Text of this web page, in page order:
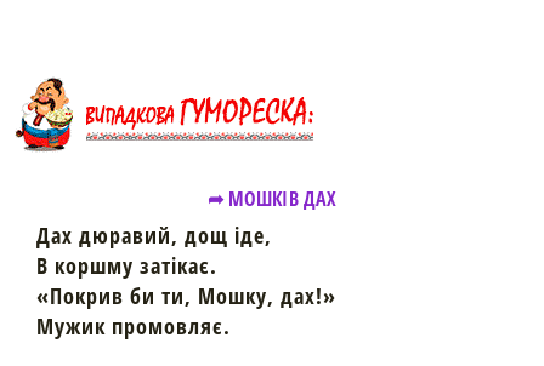
➦ МОШКІВ ДАХ
Дах дюравий, дощ іде,
В коршму затікає.
«Покрив би ти, Мошку, дах!»
Мужик промовляє.